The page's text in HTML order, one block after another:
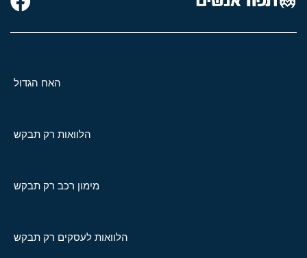
האח הגדול
הלוואות רק תבקש
מימון רכב רק תבקש
הלוואות לעסקים רק תבקש